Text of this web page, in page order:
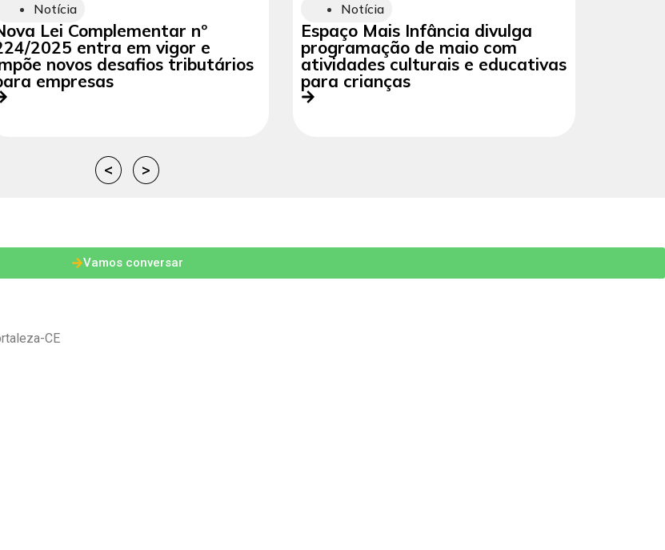
Notícia
Lei Complementar nº
2025 entra em vigor e
novos desafios tributários
empresas
Notícia
Espaço Mais Infância divulga
programação de maio com
atividades culturais e educativas
para crianças
< >
Vamos conversar
CE